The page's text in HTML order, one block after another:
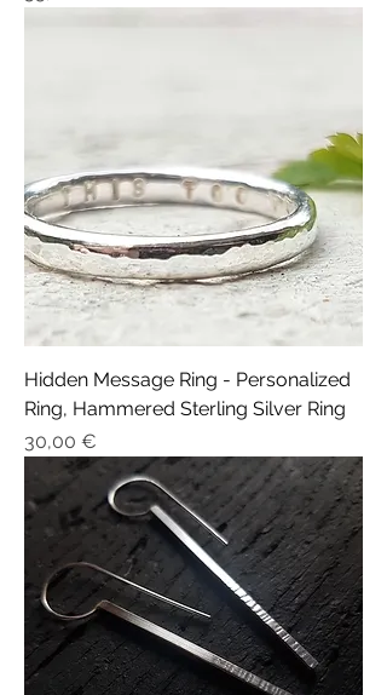
Hidden Message Ring - Personalized
Ring, Hammered Sterling Silver Ring
Prix
30,00 €